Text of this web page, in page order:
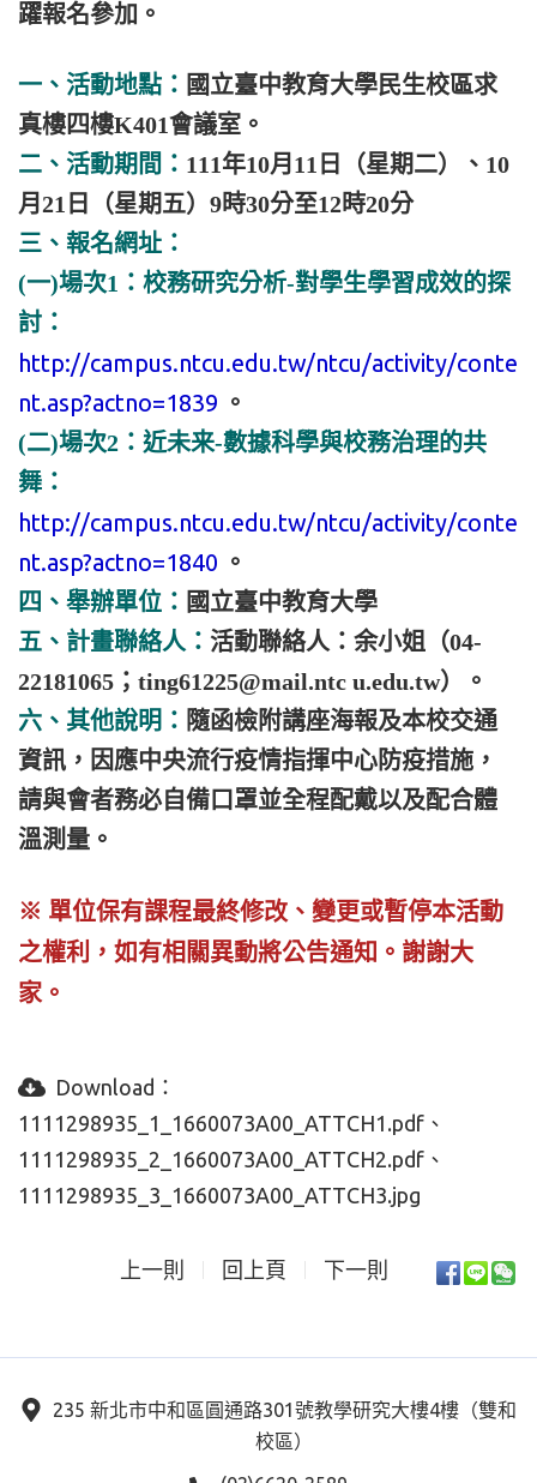
躍報名參加。
一、活動地點： 國立臺中教育大學民生校區求
真樓四樓K401會議室。
二、活動期間： 111年10月11日（星期二）、10
月21日（星期五）9時30分至12時20分
三、報名網址：
(一)場次1：校務研究分析-對學生學習成效的探
討：
http://campus.ntcu.edu.tw/ntcu/activity/conte
nt.asp?actno=1839 。
(二)場次2：近未来-數據科學與校務治理的共
舞：
http://campus.ntcu.edu.tw/ntcu/activity/conte
nt.asp?actno=1840 。
四、舉辦單位： 國立臺中教育大學
五、計畫聯絡人： 活動聯絡人：余小姐（04-
22181065；ting61225@mail.ntc u.edu.tw）。
六、其他說明： 隨函檢附講座海報及本校交通
資訊，因應中央流行疫情指揮中心防疫措施，
請與會者務必自備口罩並全程配戴以及配合體
溫測量。
※ 單位保有課程最終修改、變更或暫停本活動
之權利，如有相關異動將公告通知。 謝謝大
家。
Download：
1111298935_1_1660073A00_ATTCH1.pdf
1111298935_2_1660073A00_ATTCH2.pdf
1111298935_3_1660073A00_ATTCH3.jpg
上一則 回上頁 下一則
235 新北市中和區圓通路301號教學研究大樓4樓（雙和
校區）